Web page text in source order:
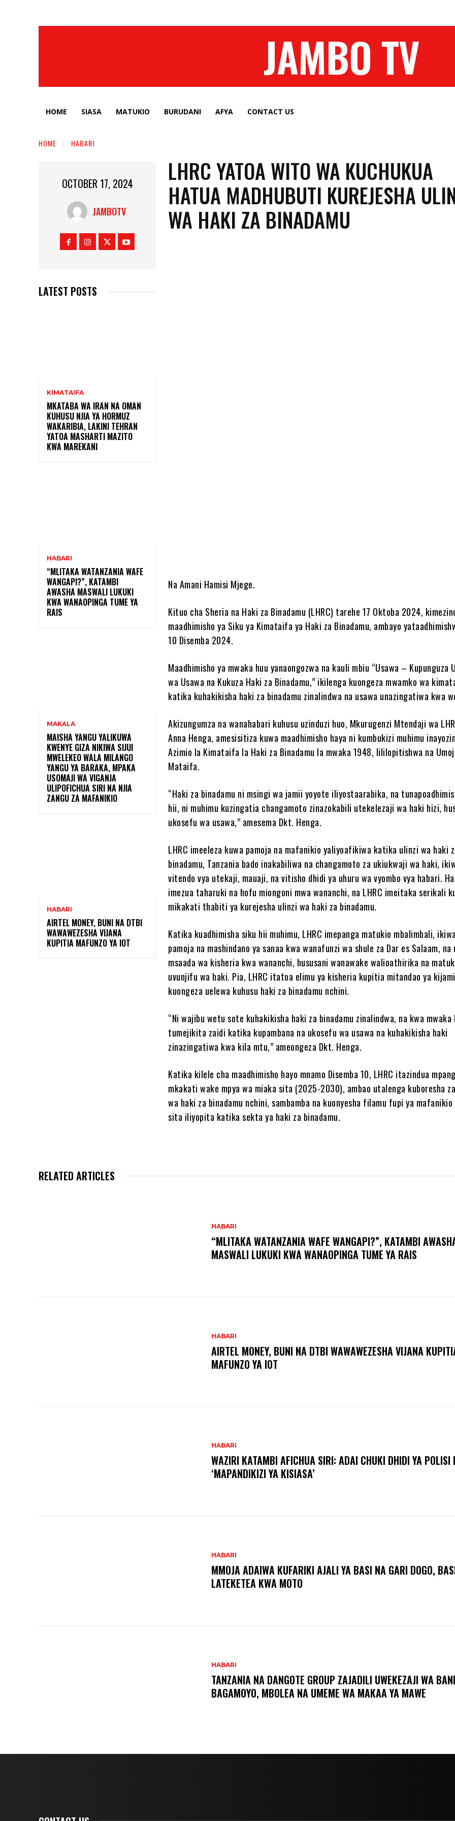
JAMBO TV
HOME SIASA MATUKIO BURUDANI AFYA CONTACT US
HOME HABARI
OCTOBER 17, 2024
JAMBOTV
LATEST POSTS
KIMATAIFA
MKATABA WA IRAN NA OMAN
KUHUSU NJIA YA HORMUZ
WAKARIBIA, LAKINI TEHRAN
YATOA MASHARTI MAZITO
KWA MAREKANI
HABARI
“MLITAKA WATANZANIA WAFE
WANGAPI?”, KATAMBI
AWASHA MASWALI LUKUKI
KWA WANAOPINGA TUME YA
RAIS
MAKALA
MAISHA YANGU YALIKUWA
KWENYE GIZA NIKIWA SIJUI
MWELEKEO WALA MILANGO
YANGU YA BARAKA, MPAKA
USOMAJI WA VIGANJA
ULIPOFICHUA SIRI NA NJIA
ZANGU ZA MAFANIKIO
HABARI
AIRTEL MONEY, BUNI NA DTBI
WAWAWEZESHA VIJANA
KUPITIA MAFUNZO YA IOT
LHRC YATOA WITO WA KUCHUKUA
HATUA MADHUBUTI KUREJESHA
WA HAKI ZA BINADAMU
Na Amani Hamisi Mjege.
Kituo cha Sheria na Haki za Binadamu (LHRC) tarehe 17 Oktoba 2024,
maadhimisho ya Siku ya Kimataifa ya Haki za Binadamu, ambayo
10 Disemba 2024.
Maadhimisho ya mwaka huu yanaongozwa na kauli mbiu “Usawa – Kupunguza
wa Usawa na Kukuza Haki za Binadamu,” ikilenga kuongeza mwamko wa
katika kuhakikisha haki za binadamu zinalindwa na usawa unazingatiwa kwa
Akizungumza na wanahabari kuhusu uzinduzi huo, Mkurugenzi Mtendaji wa
Anna Henga, amesisitiza kuwa maadhimisho haya ni kumbukizi muhimu
Azimio la Kimataifa la Haki za Binadamu la mwaka 1948, lililopitishwa na
Mataifa.
“Haki za binadamu ni msingi wa jamii yoyote iliyostaarabika, na
hii, ni muhimu kuzingatia changamoto zinazokabili utekelezaji wa haki hizi,
ukosefu wa usawa,” amesema Dkt. Henga.
LHRC imeeleza kuwa pamoja na mafanikio yaliyoafikiwa katika ulinzi wa haki
binadamu, Tanzania bado inakabiliwa na changamoto za ukiukwaji wa haki,
vitendo vya utekaji, mauaji, na vitisho dhidi ya uhuru wa vyombo vya habari.
imezua taharuki na hofu miongoni mwa wananchi, na LHRC imeitaka serikali
mikakati thabiti ya kurejesha ulinzi wa haki za binadamu.
Katika kuadhimisha siku hii muhimu, LHRC imepanga matukio mbalimbali,
pamoja na mashindano ya sanaa kwa wanafunzi wa shule za Dar es Salaam,
msaada wa kisheria kwa wananchi, hususani wanawake walioathirika na
uvunjifu wa haki. Pia, LHRC itatoa elimu ya kisheria kupitia mitandao ya
kuongeza uelewa kuhusu haki za binadamu nchini.
“Ni wajibu wetu sote kuhakikisha haki za binadamu zinalindwa, na kwa mwaka
tumejikita zaidi katika kupambana na ukosefu wa usawa na kuhakikisha haki
zinazingatiwa kwa kila mtu,” ameongeza Dkt. Henga.
Katika kilele cha maadhimisho hayo mnamo Disemba 10, LHRC itazindua
mkakati wake mpya wa miaka sita (2025-2030), ambao utalenga kuboresha
wa haki za binadamu nchini, sambamba na kuonyesha filamu fupi ya
sita iliyopita katika sekta ya haki za binadamu.
RELATED ARTICLES
HABARI
“MLITAKA WATANZANIA WAFE WANGAPI?”, KATAMBI
MASWALI LUKUKI KWA WANAOPINGA TUME YA RAIS
HABARI
AIRTEL MONEY, BUNI NA DTBI WAWAWEZESHA VIJANA
MAFUNZO YA IOT
HABARI
WAZIRI KATAMBI AFICHUA SIRI: ADAI CHUKI DHIDI YA POLISI
‘MAPANDIKIZI YA KISIASA’
HABARI
MMOJA ADAIWA KUFARIKI AJALI YA BASI NA GARI DOGO,
LATEKETEA KWA MOTO
HABARI
TANZANIA NA DANGOTE GROUP ZAJADILI UWEKEZAJI WA
BAGAMOYO, MBOLEA NA UMEME WA MAKAA YA MAWE